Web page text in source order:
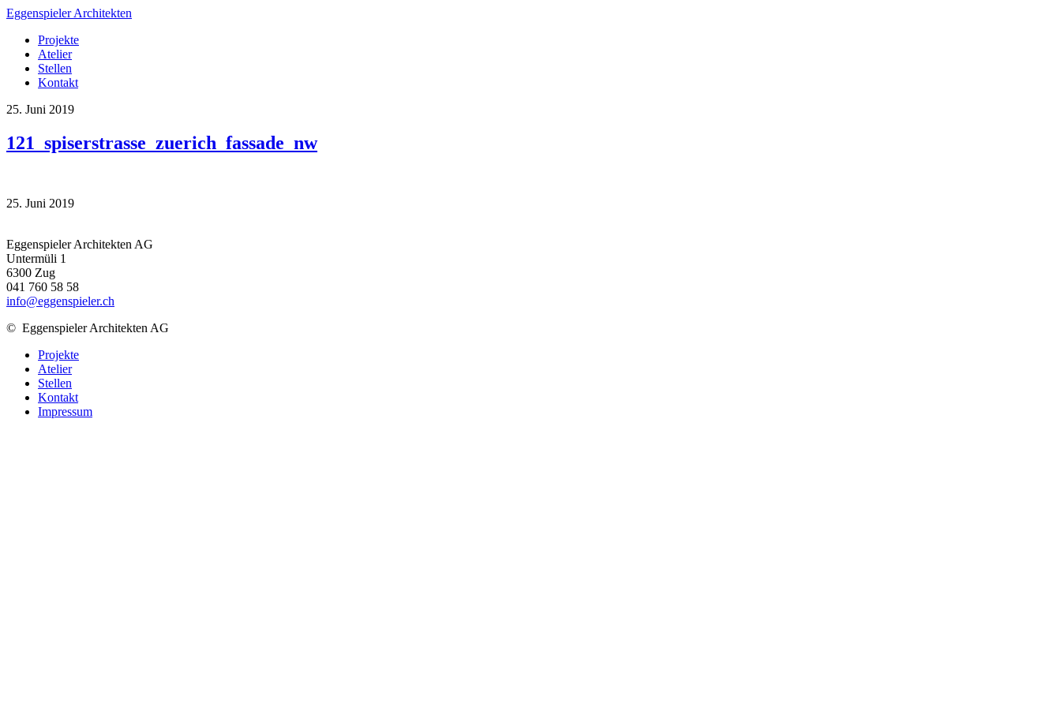
Eggenspieler Architekten
Projekte
Atelier
Stellen
Kontakt
25. Juni 2019
121_spiserstrasse_zuerich_fassade_nw
25. Juni 2019
Eggenspieler Architekten AG
Untermüli 1
6300 Zug
041 760 58 58
info@eggenspieler.ch
© Eggenspieler Architekten AG
Projekte
Atelier
Stellen
Kontakt
Impressum